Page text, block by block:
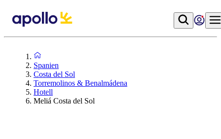
Spanien
Costa del Sol
Torremolinos & Benalmádena
Hotell
Meliá Costa del Sol